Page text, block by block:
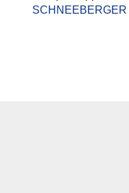
SCHNEEBERGER